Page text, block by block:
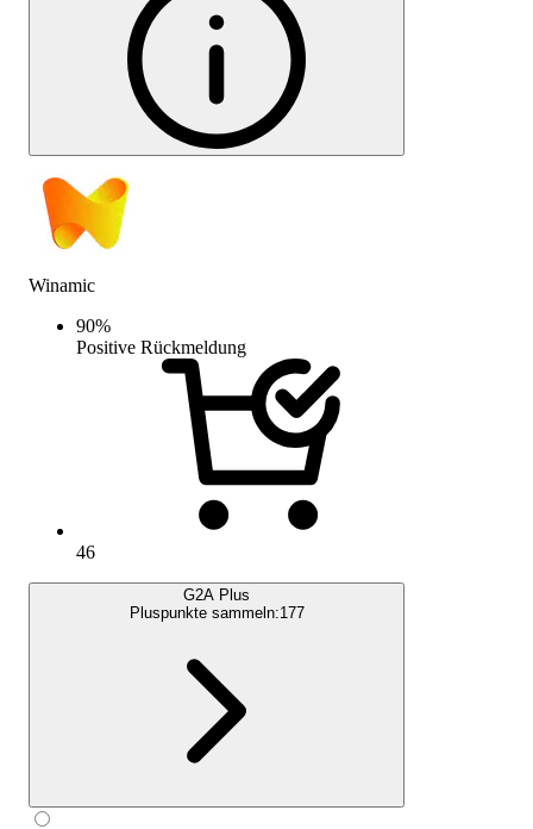
Winamic
90%
Positive Rückmeldung
46
G2A Plus
Pluspunkte sammeln:177